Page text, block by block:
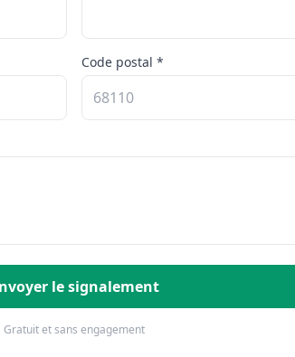
Code postal *
le signalement
Gratuit et sans engagement